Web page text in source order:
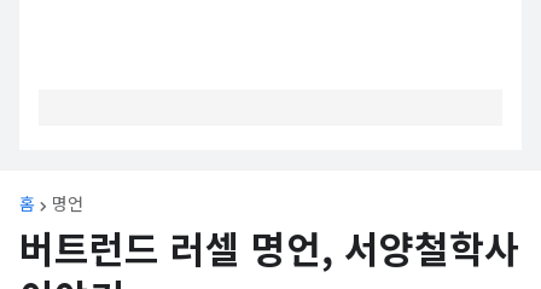
홈 명언
버트런드 러셀 명언, 서양철학사